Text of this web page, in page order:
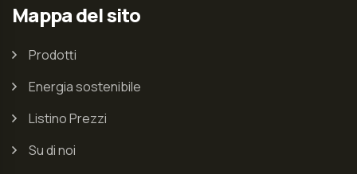
Mappa del sito
Prodotti
Energia sostenibile
Listino Prezzi
Su di noi